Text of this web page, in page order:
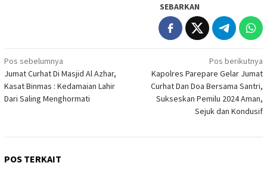
SEBARKAN
Navigasi
pos
Pos sebelumnya
Jumat Curhat Di Masjid Al Azhar,
Kasat Binmas : Kedamaian Lahir
Dari Saling Menghormati
Pos berikutnya
Kapolres Parepare Gelar Jumat
Curhat Dan Doa Bersama Santri,
Sukseskan Pemilu 2024 Aman,
Sejuk dan Kondusif
POS TERKAIT